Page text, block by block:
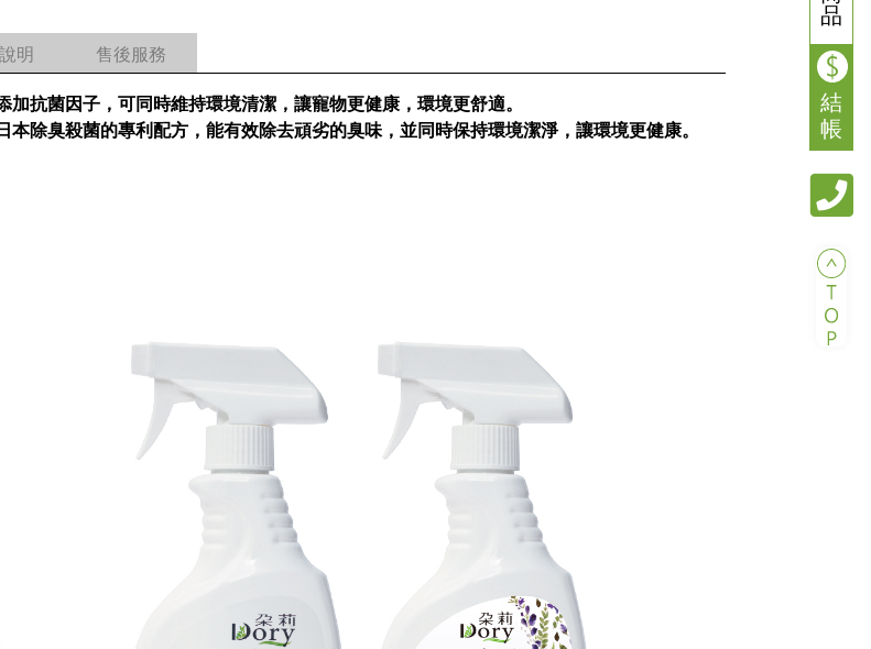
品
結
帳
明 售後服務
抗菌因子，可同時維持環境清潔，讓寵物更健康，環境更舒適。
除臭殺菌的專利配方，能有效除去頑劣的臭味，並同時保持環境潔淨，讓環境更健康。